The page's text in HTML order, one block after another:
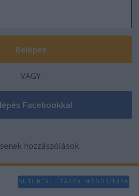
VAGY
hozzászólások
SÜTI BEÁLLÍTÁSOK MÓDOSÍTÁSA